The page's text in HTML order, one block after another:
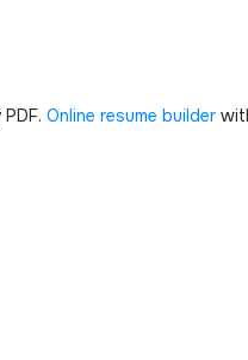
Online resume builder